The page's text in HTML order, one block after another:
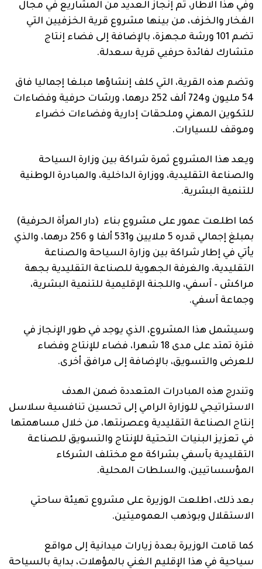
وفي هذا الاطار، تم إنجاز العديد من المشاريع في مجال
الفخار والخزف، من بينها مشروع قرية الخزفيين التي
تضم 101 ورشة مجهزة، بالإضافة إلى فضاء إنتاج
متشارك لفائدة حرفيي قرية سعدلة.
وتضم هذه القرية، التي كلف إنشاؤها مبلغا إجماليا فاق
54 مليون و724 ألف 252 درهما، ورشات حرفية وفضاءات
للتكوين المهني وملحقات إدارية وفضاءات خضراء
وموقف للسيارات.
ويعد هذا المشروع ثمرة شراكة بين وزارة السياحة
والصناعة التقليدية، ووزارة الداخلية، والمبادرة الوطنية
للتنمية البشرية.
كما اطلعت عمور على مشروع بناء (دار المرأة الحرفية)
بمبلغ إجمالي قدره 5 ملايين و531 ألفا و 256 درهما، والذي
يأتي في إطار شراكة بين وزارة السياحة والصناعة
التقليدية، والغرفة الجهوية للصناعة التقليدية بجهة
مراكش – آسفي، واللجنة الإقليمية للتنمية البشرية،
وجماعة آسفي.
وسيشمل هذا المشروع، الذي يوجد في طور الإنجاز في
فترة تمتد على مدى 18 شهرا، فضاء للإنتاج وفضاء
للعرض والتسويق، بالإضافة إلى مرافق أخرى.
وتندرج هذه المبادرات المتعددة ضمن الهدف
الاستراتيجي للوزارة الرامي إلى تحسين تنافسية سلاسل
إنتاج الصناعة التقليدية وعصرنتها، من خلال مساهمتها
في تعزيز البنيات التحتية للإنتاج والتسويق للصناعة
التقليدية بآسفي بشراكة مع مختلف الشركاء
المؤسساتيين، والسلطات المحلية.
بعد ذلك، اطلعت الوزيرة على مشروع تهيئة ساحتي
الاستقلال وبوذهب العموميتين.
كما قامت الوزيرة بعدة زيارات ميدانية إلى مواقع
سياحية في هذا الإقليم الغني بالمؤهلات، بداية بالسياحة